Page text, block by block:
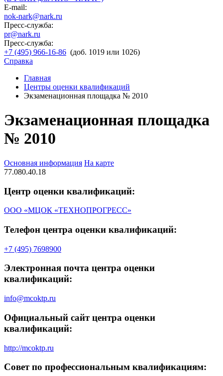
E-mail:
nok-nark@nark.ru
Пресс-служба:
pr@nark.ru
Пресс-служба:
+7 (495) 966-16-86 (доб. 1019 или 1026)
Справка
Главная
Центры оценки квалификаций
Экзаменационная площадка № 2010
Экзаменационная площадка
№ 2010
Основная информация На карте
77.080.40.18
Центр оценки квалификаций:
ООО «МЦОК «ТЕХНОПРОГРЕСС»
Телефон центра оценки квалификаций:
+7 (495) 7698900
Электронная почта центра оценки
квалификаций:
info@mcoktp.ru
Официальный сайт центра оценки
квалификаций:
http://mcoktp.ru
Совет по профессиональным квалификациям: